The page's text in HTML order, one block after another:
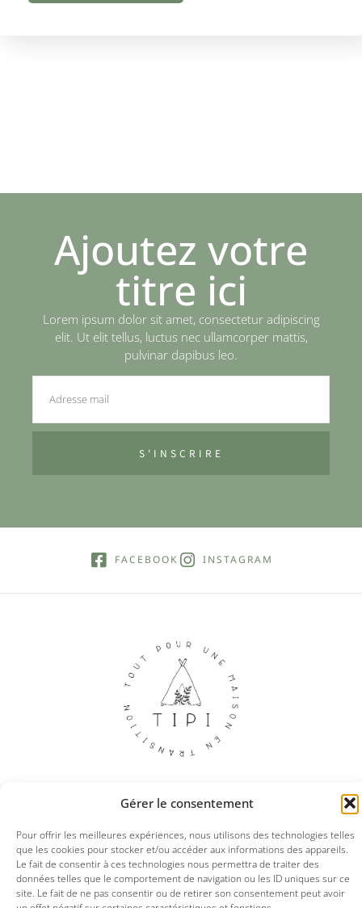
Gérer le consentement
Pour offrir les meilleures expériences, nous utilisons des technologies telles
que les cookies pour stocker et/ou accéder aux informations des appareils.
Le fait de consentir à ces technologies nous permettra de traiter des
données telles que le comportement de navigation ou les ID uniques sur ce
site. Le fait de ne pas consentir ou de retirer son consentement peut avoir
Ajoutez votre
titre ici
Lorem ipsum dolor sit amet, consectetur adipiscing
elit. Ut elit tellus, luctus nec ullamcorper mattis,
pulvinar dapibus leo.
S'INSCRIRE
FACEBOOK INSTAGRAM
© 2025 Tipi boutique
Mentions légalesCGVPolitique de confidentialités